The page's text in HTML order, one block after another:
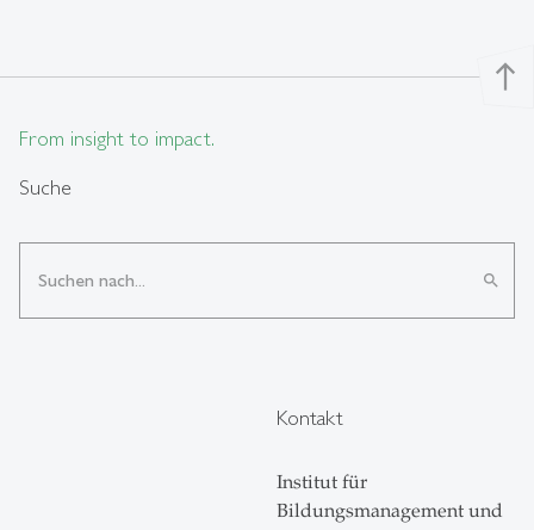
north
From insight to impact.
Suche
search
Kontakt
Institut für
Bildungsmanagement und